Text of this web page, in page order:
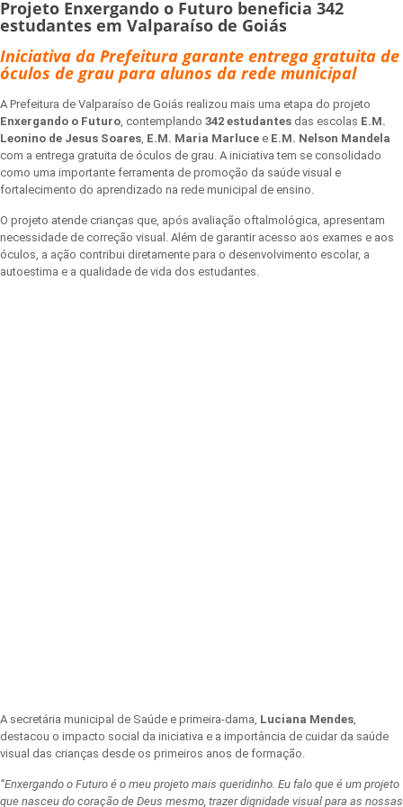
Projeto Enxergando o Futuro beneficia 342
estudantes em Valparaíso de Goiás
Iniciativa da Prefeitura garante entrega gratuita de
óculos de grau para alunos da rede municipal
A Prefeitura de Valparaíso de Goiás realizou mais uma etapa do projeto
Enxergando o Futuro, contemplando 342 estudantes das escolas E.M.
Leonino de Jesus Soares, E.M. Maria Marluce e E.M. Nelson Mandela
com a entrega gratuita de óculos de grau. A iniciativa tem se consolidado
como uma importante ferramenta de promoção da saúde visual e
fortalecimento do aprendizado na rede municipal de ensino.
O projeto atende crianças que, após avaliação oftalmológica, apresentam
necessidade de correção visual. Além de garantir acesso aos exames e aos
óculos, a ação contribui diretamente para o desenvolvimento escolar, a
autoestima e a qualidade de vida dos estudantes.
A secretária municipal de Saúde e primeira-dama, Luciana Mendes,
destacou o impacto social da iniciativa e a importância de cuidar da saúde
visual das crianças desde os primeiros anos de formação.
“Enxergando o Futuro é o meu projeto mais queridinho. Eu falo que é um projeto
que nasceu do coração de Deus mesmo, trazer dignidade visual para as nossas